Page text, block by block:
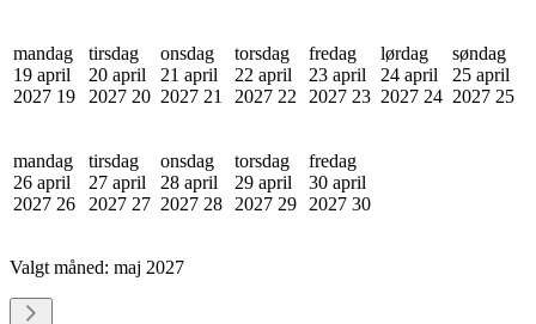
mandag
19 april
2027 19
tirsdag
20 april
2027 20
onsdag
21 april
2027 21
torsdag
22 april
2027 22
fredag
23 april
2027 23
lørdag
24 april
2027 24
søndag
25 april
2027 25
mandag
26 april
2027 26
tirsdag
27 april
2027 27
onsdag
28 april
2027 28
torsdag
29 april
2027 29
fredag
30 april
2027 30
Valgt måned: maj 2027